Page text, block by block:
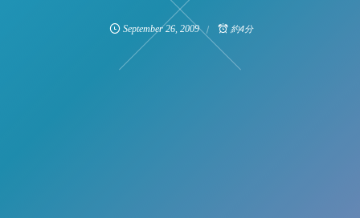
September 26, 2009 約4分